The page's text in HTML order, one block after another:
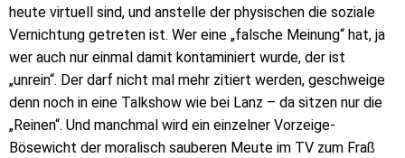
heute virtuell sind, und anstelle der physischen die soziale
Vernichtung getreten ist. Wer eine „falsche Meinung“ hat, ja
wer auch nur einmal damit kontaminiert wurde, der ist
„unrein“. Der darf nicht mal mehr zitiert werden, geschweige
denn noch in eine Talkshow wie bei Lanz – da sitzen nur die
„Reinen“. Und manchmal wird ein einzelner Vorzeige-
Bösewicht der moralisch sauberen Meute im TV zum Fraß